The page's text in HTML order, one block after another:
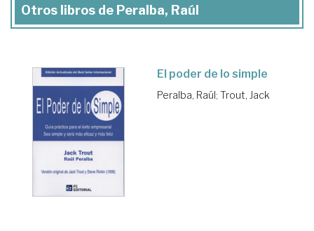
Otros libros de Peralba, Raúl
El poder de lo simple
Peralba, Raúl; Trout, Jack